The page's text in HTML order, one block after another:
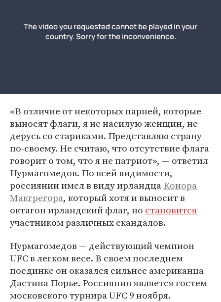
«В отличие от некоторых парней, которые
выносят флаги, я не насилую женщин, не
дерусь со стариками. Представляю страну
по-своему. Не считаю, что отсутствие флага
говорит о том, что я не патриот», — ответил
Нурмагомедов. По всей видимости,
россиянин имел в виду ирландцаКонора
Макгрегора, который хотя и выносит в
октагон ирландский флаг, но становится
участником различных скандалов.
Нурмагомедов — действующий чемпион
UFC в легком весе. В своем последнем
поединке он оказался сильнее американца
Дастина Порье. Россиянин является гостем
московского турнира UFC 9 ноября.